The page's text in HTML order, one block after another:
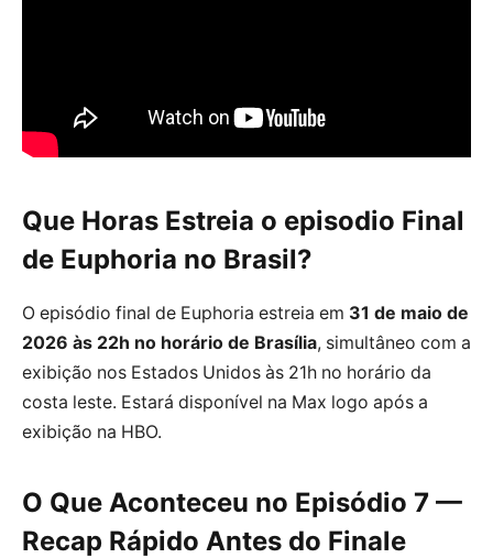
Que Horas Estreia o episodio Final
de Euphoria no Brasil?
O episódio final de Euphoria estreia em 31 de maio de
2026 às 22h no horário de Brasília, simultâneo com a
exibição nos Estados Unidos às 21h no horário da
costa leste. Estará disponível na Max logo após a
exibição na HBO.
O Que Aconteceu no Episódio 7 —
Recap Rápido Antes do Finale